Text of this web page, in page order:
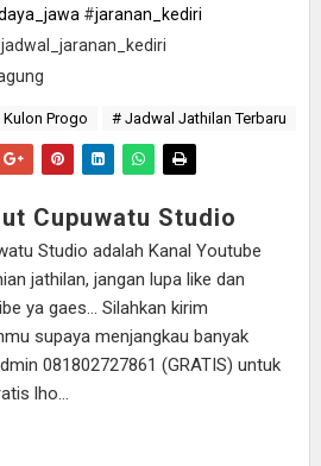
#jaranan_kediri
Progo # Jadwal Jathilan Terbaru
Cupuwatu Studio
Studio adalah Kanal Youtube
jathilan, jangan lupa like dan
ya gaes... Silahkan kirim
supaya menjangkau banyak
081802727861 (GRATIS) untuk
lho...